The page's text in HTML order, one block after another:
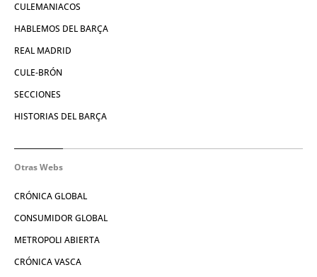
CULEMANIACOS
HABLEMOS DEL BARÇA
REAL MADRID
CULE-BRÓN
SECCIONES
HISTORIAS DEL BARÇA
Otras Webs
CRÓNICA GLOBAL
CONSUMIDOR GLOBAL
METROPOLI ABIERTA
CRÓNICA VASCA